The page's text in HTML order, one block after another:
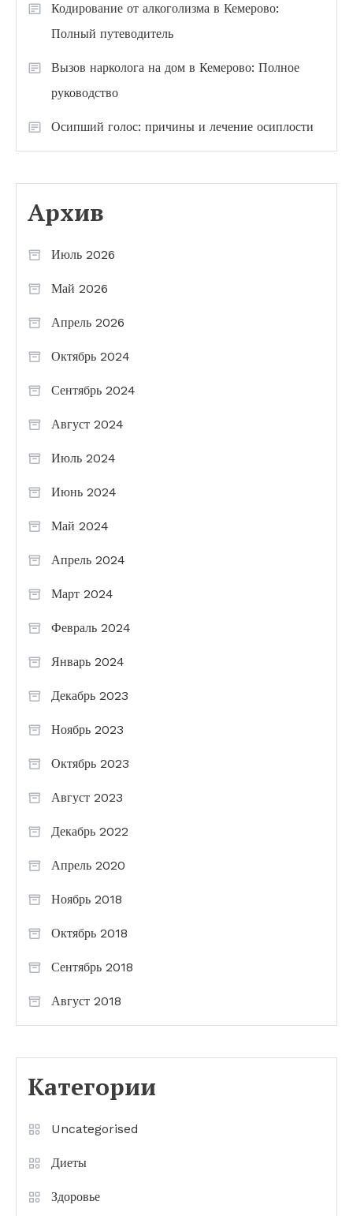
Кодирование от алкоголизма в Кемерово:
Полный путеводитель
Вызов нарколога на дом в Кемерово: Полное
руководство
Осипший голос: причины и лечение осиплости
Архив
Июль 2026
Май 2026
Апрель 2026
Октябрь 2024
Сентябрь 2024
Август 2024
Июль 2024
Июнь 2024
Май 2024
Апрель 2024
Март 2024
Февраль 2024
Январь 2024
Декабрь 2023
Ноябрь 2023
Октябрь 2023
Август 2023
Декабрь 2022
Апрель 2020
Ноябрь 2018
Октябрь 2018
Сентябрь 2018
Август 2018
Категории
Uncategorised
Диеты
Здоровье